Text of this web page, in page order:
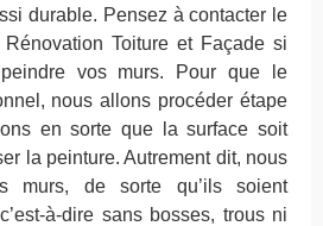
durable. Pensez à contacter le
Toiture et Façade si
vos murs. Pour que le
nous allons procéder étape
en sorte que la surface soit
la peinture. Autrement dit, nous
murs, de sorte qu’ils soient
à-dire sans bosses, trous ni